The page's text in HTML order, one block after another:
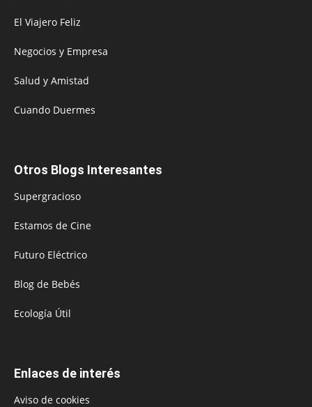
El Viajero Feliz
Negocios y Empresa
Salud y Amistad
Cuando Duermes
Otros Blogs Interesantes
Supergracioso
Estamos de Cine
Futuro Eléctrico
Blog de Bebés
Ecología Útil
Enlaces de interés
Aviso de cookies